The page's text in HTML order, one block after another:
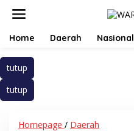
Home Daerah Nasional
tutup
tutup
Homepage / Daerah